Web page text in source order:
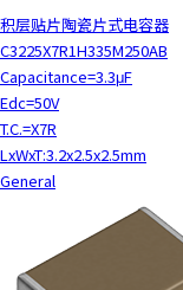
积层贴片陶瓷片式电容器
C3225X7R1H335M250AB
Capacitance=3.3μF
Edc=50V
T.C.=X7R
LxWxT:3.2x2.5x2.5mm
General